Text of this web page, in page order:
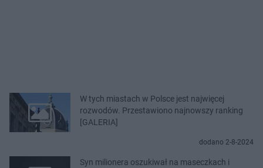
W tych miastach w Polsce jest najwięcej
rozwodów. Przestawiono najnowszy ranking
[GALERIA]
dodano 2-8-2024
Syn milionera oszukiwał na maseczkach i